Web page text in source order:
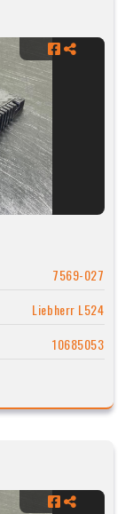
7569-027
Liebherr L524
10685053